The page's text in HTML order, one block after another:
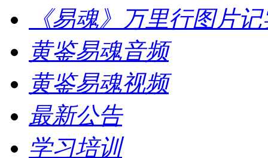
《易魂》万里行图片
黄鉴易魂音频
黄鉴易魂视频
最新公告
学习培训